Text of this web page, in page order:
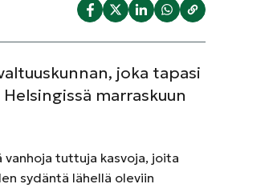
joka tapasi
marraskuun
vanhoja tuttuja kasvoja, joita
sydäntä lähellä oleviin